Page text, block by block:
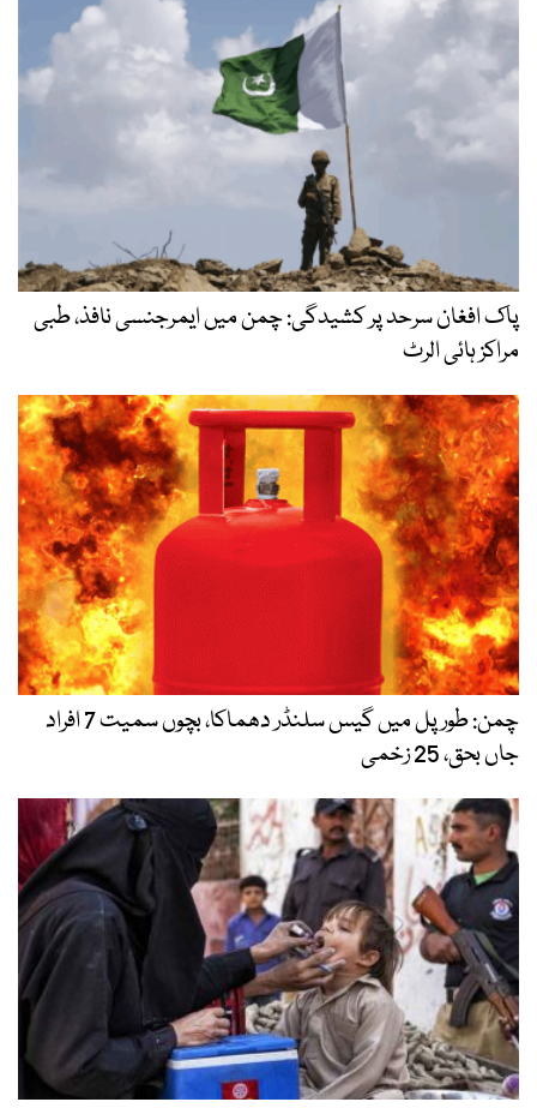
پاک افغان سرحد پر کشیدگی: چمن میں ایمرجنسی نافذ، طبی
مراکز ہائی الرٹ
چمن: طور پل میں گیس سلنڈر دھماکا، بچوں سمیت 7 افراد
جاں بحق، 25 زخمی